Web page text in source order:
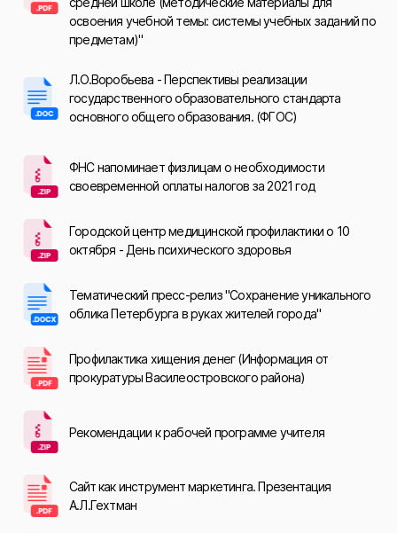
освоения учебной темы: системы учебных заданий по
предметам)"
Л.О.Воробьева - Перспективы реализации
государственного образовательного стандарта
основного общего образования. (ФГОС)
ФНС напоминает физлицам о необходимости
своевременной оплаты налогов за 2021 год
Городской центр медицинской профилактики о 10
октября - День психического здоровья
Тематический пресс-релиз "Сохранение уникального
облика Петербурга в руках жителей города"
Профилактика хищения денег (Информация от
прокуратуры Василеостровского района)
Рекомендации к рабочей программе учителя
Сайт как инструмент маркетинга. Презентация
А.Л.Гехтман